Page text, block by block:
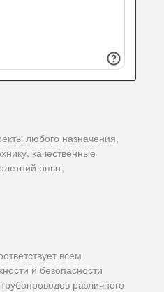
любого назначения,
качественные
опыт,
всем
и безопасности
различного